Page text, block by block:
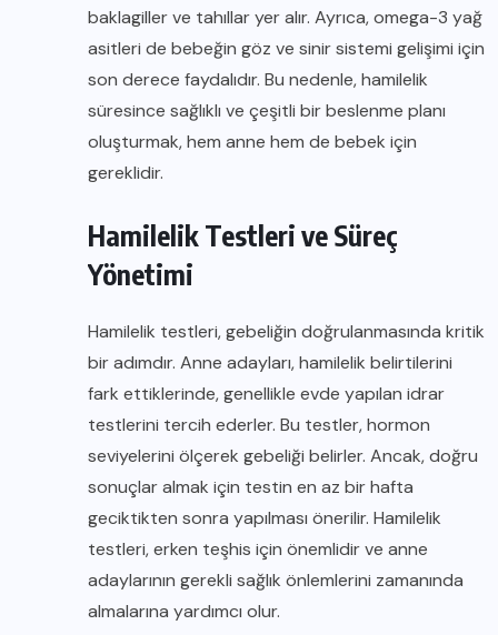
baklagiller ve tahıllar yer alır. Ayrıca, omega-3 yağ
asitleri de bebeğin göz ve sinir sistemi gelişimi için
son derece faydalıdır. Bu nedenle, hamilelik
süresince sağlıklı ve çeşitli bir beslenme planı
oluşturmak, hem anne hem de bebek için
gereklidir.
Hamilelik Testleri ve Süreç
Yönetimi
Hamilelik testleri, gebeliğin doğrulanmasında kritik
bir adımdır. Anne adayları, hamilelik belirtilerini
fark ettiklerinde, genellikle evde yapılan idrar
testlerini tercih ederler. Bu testler, hormon
seviyelerini ölçerek gebeliği belirler. Ancak, doğru
sonuçlar almak için testin en az bir hafta
geciktikten sonra yapılması önerilir. Hamilelik
testleri, erken teşhis için önemlidir ve anne
adaylarının gerekli sağlık önlemlerini zamanında
almalarına yardımcı olur.